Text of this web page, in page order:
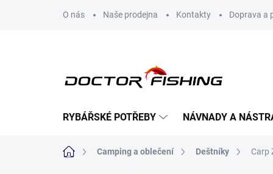
O nás Naše prodejna Kontakty Doprava a
RYBÁŘSKÉ POTŘEBY NÁVNADY A
Domů Camping a oblečení Deštníky Carp